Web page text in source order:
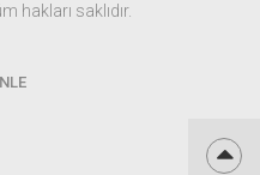
hakları saklıdır.